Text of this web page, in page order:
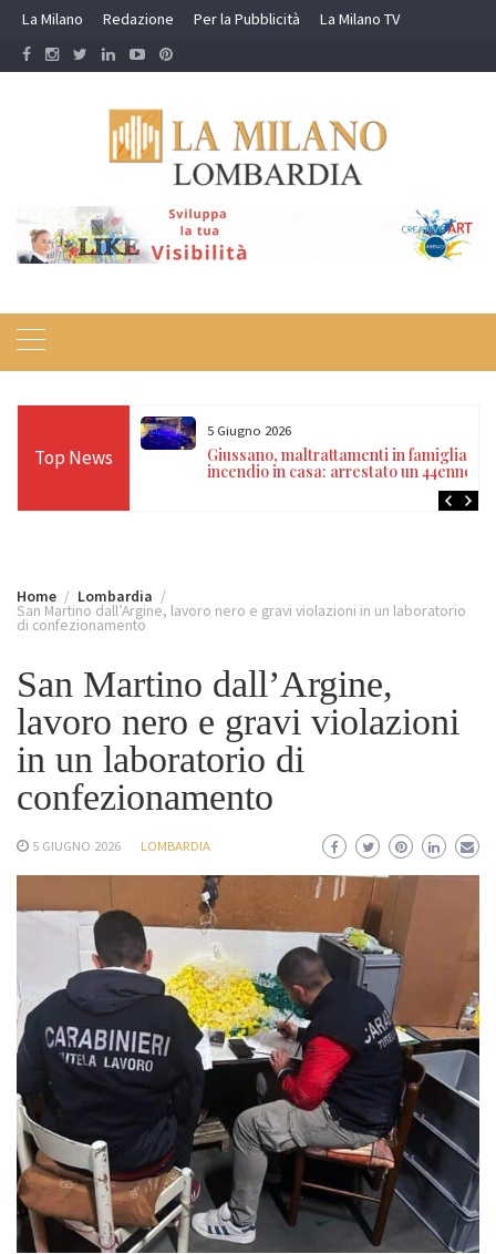
Skip
content
La Milano Redazione Per la Pubblicità La Milano TV
Top News
riportano a
5 Giugno 2026
Giussano, maltrattamenti in famiglia e
incendio in casa: arrestato un 44enne
Home Lombardia
San Martino dall’Argine, lavoro nero e gravi violazioni in un laboratorio
di confezionamento
San Martino dall’Argine,
lavoro nero e gravi violazioni
in un laboratorio di
confezionamento
5 GIUGNO 2026 LOMBARDIA